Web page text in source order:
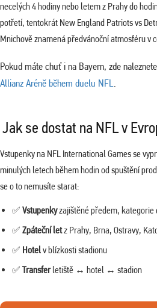
necelých 4 hodiny nebo letem z Prahy do
potřetí, tentokrát New England Patriots vs
Mnichově znamená předvánoční atmosféru v
Pokud máte chuť i na Bayern, zde naleznete
Allianz Aréně během duelu NFL.
Jak se dostat na NFL v
Vstupenky na NFL International Games se
minulých letech během hodin od spuštění
se o to nemusíte starat:
✅ Vstupenkyzajištěné předem, kategorie
✅ Zpáteční letz Prahy, Brna, Ostravy,
✅ Hotelv blízkosti stadionu
✅ Transferletiště ↔ hotel ↔ stadion